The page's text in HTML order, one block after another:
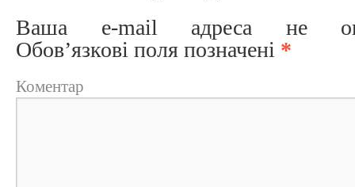
Ваша e-mail адреса не
Обов’язкові поля позначені *
Коментар